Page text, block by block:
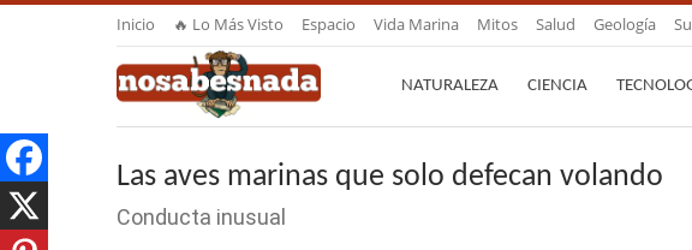
Inicio 🔥 Lo Más Visto Espacio Vida Marina Mitos Salud Geología
NATURALEZA CIENCIA
Las aves marinas que solo defecan volando
Conducta inusual